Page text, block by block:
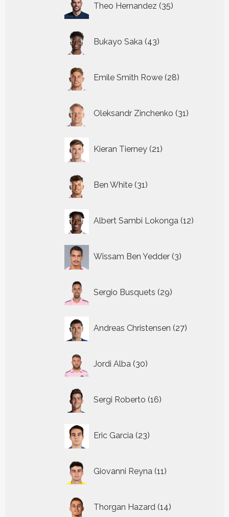
Theo Hernandez 35
producten
Bukayo Saka 43
producten
Emile Smith Rowe 28
producten
Oleksandr Zinchenko 31
producten
Kieran Tierney 21
producten
Ben White 31
producten
Albert Sambi Lokonga 12
Wissam Ben Yedder 3
producten
Sergio Busquets 29
producten
Andreas Christensen 27
producten
Jordi Alba 30
producten
Sergi Roberto 16
producten
Eric Garcia 23
producten
Giovanni Reyna 11
producten
Thorgan Hazard 14
producten